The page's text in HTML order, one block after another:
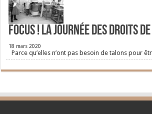
FOCUS ! La journée des droits
18 mars 2020
Parce qu’elles n’ont pas besoin de talons pour